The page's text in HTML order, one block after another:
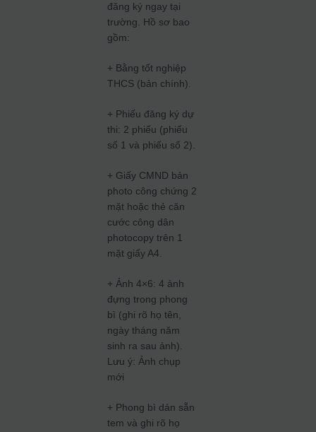
đăng ký ngay tại
trường . Hồ sơ bao
gồm:
+ Bằng tốt nghiệp
THCS (bản chính).
+ Phiếu đăng ký dự
thi: 2 phiếu (phiếu
số 1 và phiếu số 2).
+ Giấy CMND bản
photo công chứng 2
mặt hoặc thẻ căn
cước công dân
photocopy trên 1
mặt giấy A4.
+ Ảnh 4×6: 4 ảnh
đựng trong phong
bì (ghi rõ họ tên,
ngày tháng năm
sinh ra sau ảnh).
Lưu ý: Ảnh chụp
mới
+ Phong bì dán sẵn
tem và ghi rõ họ